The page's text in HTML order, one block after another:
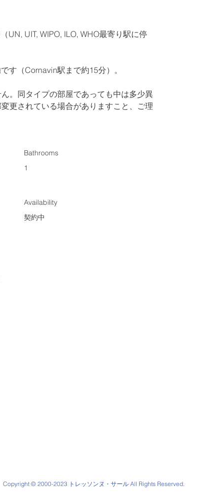
UN, UIT, WIPO, ILO, WHO最寄り駅に停
す（Cornavin駅まで約15分）。
。同タイプの部屋であっても中は多少異
更されている場合がありますこと、ご理
Bathrooms
1
Availability
契約中
Copyright © 2000-2023 トレッソンヌ・サール All Rights Reserved.